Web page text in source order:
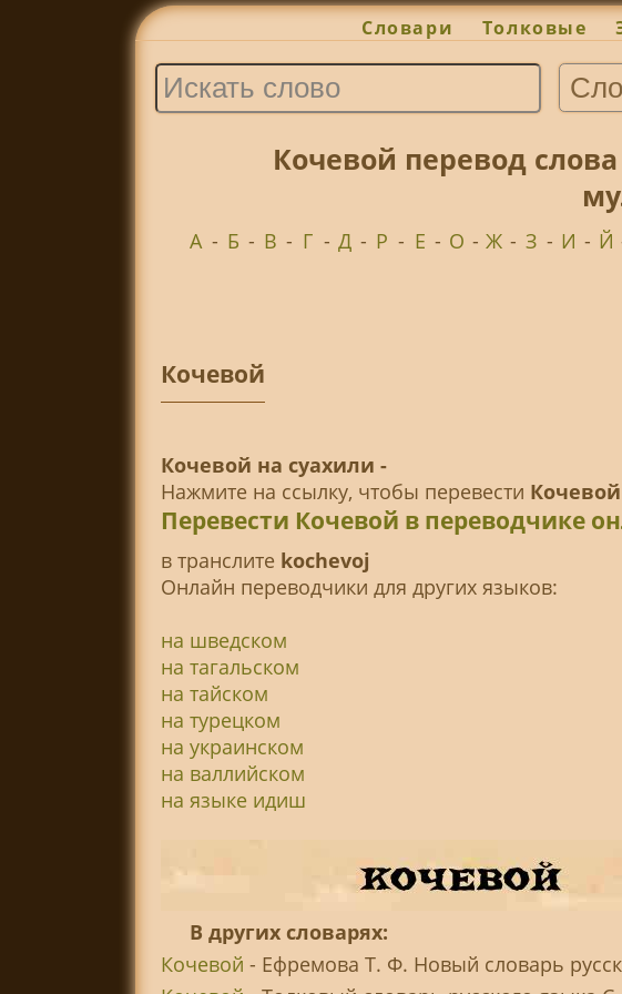
Словари Толковые
Кочевой перевод
А - Б - В - Г - Д - Р - Е - О - Ж - З - И - Й
Кочевой
Кочевой на суахили -
Нажмите на ссылку, чтобы перевести Кочевой
Перевести Кочевой в переводчике
в транслитe kochevoj
Онлайн переводчики для других языков:
на шведском
на тагальском
на тайском
на турецком
на украинском
на валлийском
на языке идиш
В других словарях:
Кочевой - Ефремова Т. Ф. Новый словарь